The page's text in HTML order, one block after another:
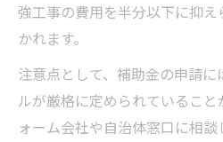
強工事の費用を半分以下に抑
かれます。
注意点として、補助金の申請
ルが厳格に定められているこ
ォーム会社や自治体窓口に相